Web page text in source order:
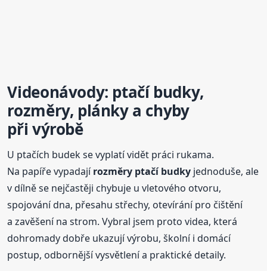
Videonávody: ptačíbudky,
rozměry, plánky a chyby
při výrobě
U ptačích budek se vyplatí vidět práci rukama.
Na papíře vypadajírozměry ptačíbudky jednoduše, ale
v dílně se nejčastěji chybuje u vletového otvoru,
spojování dna, přesahu střechy, otevírání pro čištění
a zavěšení na strom. Vybral jsem proto videa, která
dohromady dobře ukazují výrobu, školní i domácí
postup, odbornější vysvětlení a praktické detaily.